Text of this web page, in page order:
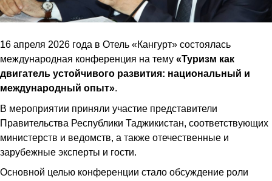
16 апреля 2026 года в Отель «Кангурт» состоялась
международная конференция на тему «Туризм как
двигатель устойчивого развития: национальный и
международный опыт».
В мероприятии приняли участие представители
Правительства Республики Таджикистан, соответствующих
министерств и ведомств, а также отечественные и
зарубежные эксперты и гости.
Основной целью конференции стало обсуждение роли